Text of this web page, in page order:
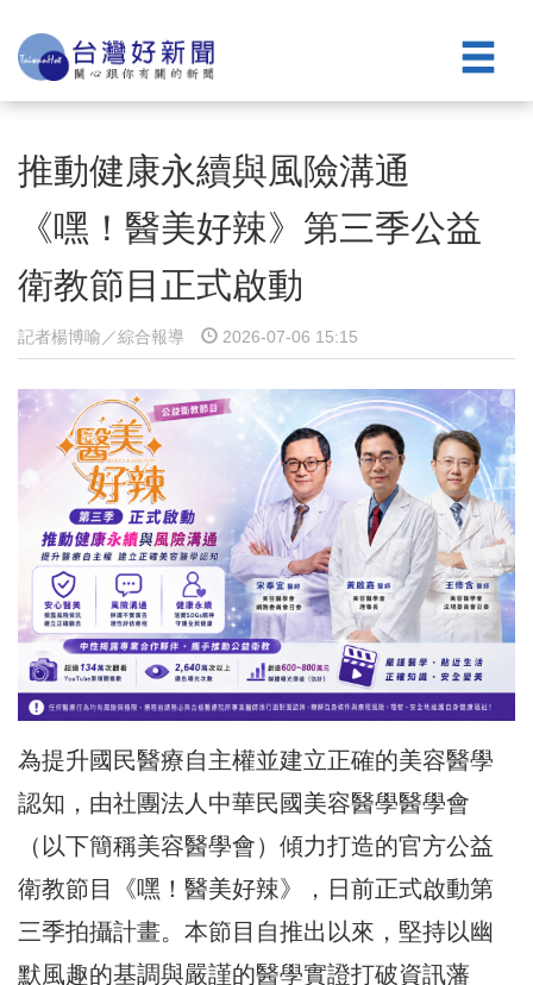
推動健康永續與風險溝通
《嘿！醫美好辣》第三季公益
衛教節目正式啟動
記者楊博喻／綜合報導 2026-07-06 15:15
為提升國民醫療自主權並建立正確的美容醫學
認知，由社團法人 中華民國美容醫學醫學會
（以下簡稱美容醫學會）傾力打造的官方公益
衛教節目《嘿！醫美好辣》，日前正式啟動第
三季拍攝計畫。本節目自推出以來，堅持以幽
默風趣的基調與嚴謹的醫學實證打破資訊藩